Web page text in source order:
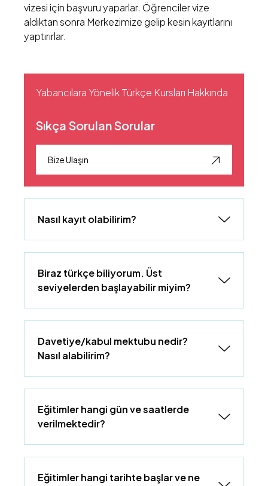
vizesi için başvuru yaparlar. Öğrenciler vize
aldıktan sonra Merkezimize gelip kesin kayıtlarını
yaptırırlar.
Yabancılara Yönelik Türkçe Kursları Hakkında
Sıkça Sorulan Sorular
Bize Ulaşın
Nasıl kayıt olabilirim?
Biraz türkçe biliyorum. Üst
seviyelerden başlayabilir miyim?
Davetiye/kabul mektubu nedir?
Nasıl alabilirim?
Eğitimler hangi gün ve saatlerde
verilmektedir?
Eğitimler hangi tarihte başlar ve ne